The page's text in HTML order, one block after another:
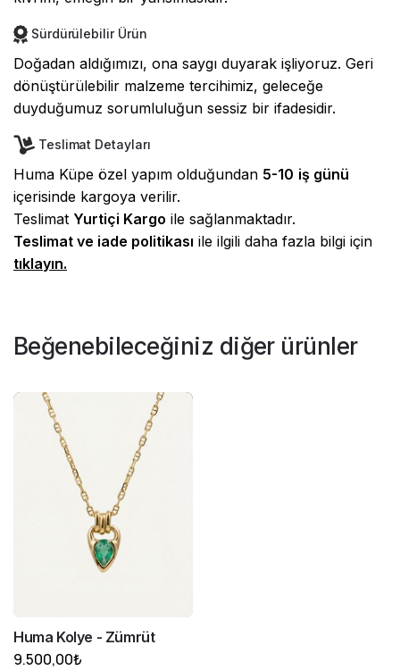
Sürdürülebilir Ürün
Doğadan aldığımızı, ona saygı duyarak işliyoruz. Geri
dönüştürülebilir malzeme tercihimiz, geleceğe
duyduğumuz sorumluluğun sessiz bir ifadesidir.
Teslimat Detayları
Huma Küpe özel yapım olduğundan 5-10 iş günü
içerisinde kargoya verilir.
Teslimat Yurtiçi Kargo ile sağlanmaktadır.
Teslimat ve iade politikası ile ilgili daha fazla bilgi için
tıklayın.
Beğenebileceğiniz diğer ürünler
Huma Kolye - Zümrüt
9.500,00₺